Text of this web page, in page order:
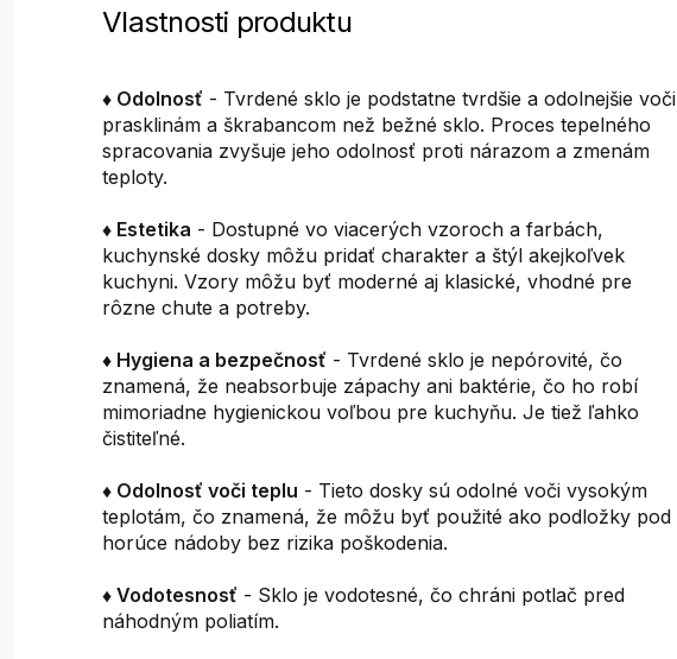
Vlastnosti produktu
♦ Odolnosť - Tvrdené sklo je podstatne tvrdšie a odolnejšie voči
prasklinám a škrabancom než bežné sklo. Proces tepelného
spracovania zvyšuje jeho odolnosť proti nárazom a zmenám
teploty.
♦ Estetika - Dostupné vo viacerých vzoroch a farbách,
kuchynské dosky môžu pridať charakter a štýl akejkoľvek
kuchyni. Vzory môžu byť moderné aj klasické, vhodné pre
rôzne chute a potreby.
♦ Hygiena a bezpečnosť - Tvrdené sklo je nepórovité, čo
znamená, že neabsorbuje zápachy ani baktérie, čo ho robí
mimoriadne hygienickou voľbou pre kuchyňu. Je tiež ľahko
čistiteľné.
♦ Odolnosť voči teplu - Tieto dosky sú odolné voči vysokým
teplotám, čo znamená, že môžu byť použité ako podložky pod
horúce nádoby bez rizika poškodenia.
♦ Vodotesnosť - Sklo je vodotesné, čo chráni potlač pred
náhodným poliatím.